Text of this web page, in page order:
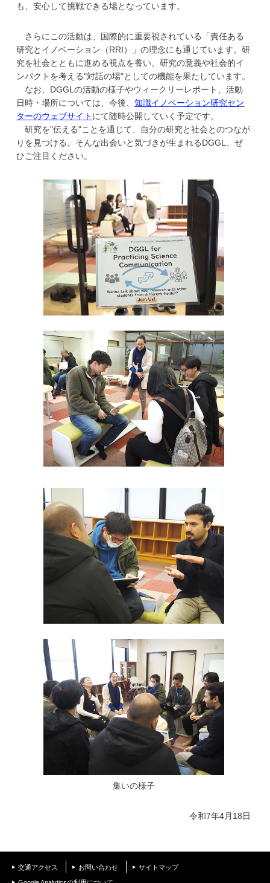
も、安心して挑戦できる場となっています。
さらにこの活動は、国際的に重要視されている「責任ある
研究とイノベーション（RRI）」の理念にも通じています。研
究を社会とともに進める視点を養い、研究の意義や社会的イ
ンパクトを考える"対話の場"としての機能を果たしています。
なお、DGGLの活動の様子やウィークリーレポート、活動
日時・場所については、今後、知識イノベーション研究セン
ターのウェブサイト にて随時公開していく予定です。
研究を"伝える"ことを通じて、自分の研究と社会とのつなが
りを見つける。そんな出会いと気づきが生まれるDGGL、ぜ
ひご注目ください。
集いの様子
令和7年4月18日
交通アクセス お問い合わせ サイトマップ